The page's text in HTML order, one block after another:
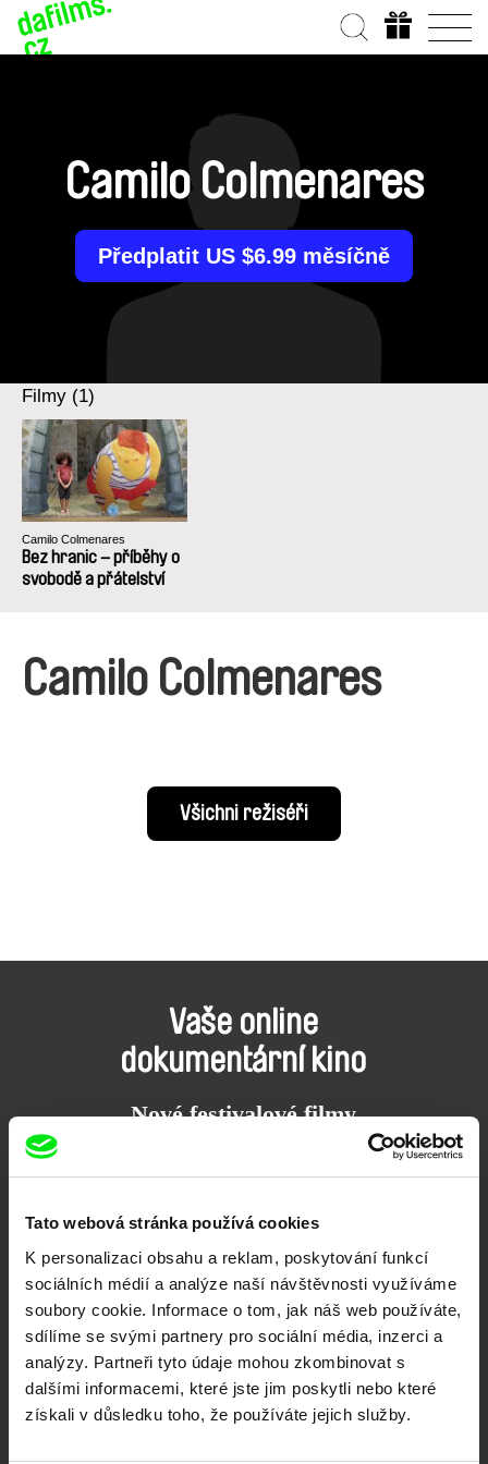
Tato webová stránka používá cookies
K personalizaci obsahu a reklam, poskytování funkcí
sociálních médií a analýze naší návštěvnosti využíváme
soubory cookie. Informace o tom, jak náš web používáte,
sdílíme se svými partnery pro sociální média, inzerci a
analýzy. Partneři tyto údaje mohou zkombinovat s
dalšími informacemi, které jste jim poskytli nebo které
získali v důsledku toho, že používáte jejich služby.
Camilo Colmenares
Předplatit US $6.99 měsíčně
Filmy (1)
Camilo Colmenares
Bez hranic – příběhy o
svobodě a přátelství
Camilo Colmenares
Všichni režiséři
Vaše online
dokumentární kino
Nové festivalové filmy
festivalů dokumentárního filmu sdružených do Doc Alliance. Naším cílem je
podporovat kvalitní autorské filmy.
Členové Doc Alliance